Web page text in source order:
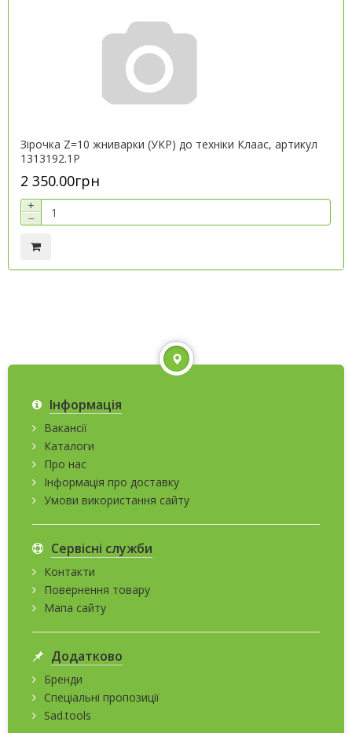
Зірочка Z=10 жниварки (УКР) до техніки Клаас, артикул
1313192.1P
2 350.00грн
+
−
Інформація
Вакансії
Каталоги
Про нас
Інформація про доставку
Умови використання сайту
Сервісні служби
Контакти
Повернення товару
Мапа сайту
Додатково
Бренди
Спеціальні пропозиції
Sad.tools